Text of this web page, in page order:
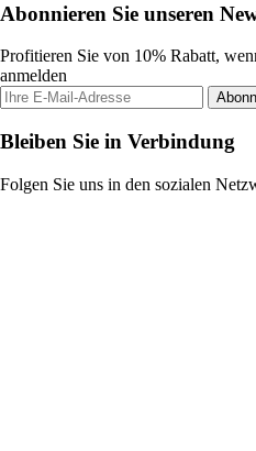
Abonnieren Sie unseren
Profitieren Sie von 10% Rabatt,
anmelden
Bleiben Sie in Verbindung
Folgen Sie uns in den sozialen